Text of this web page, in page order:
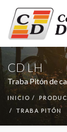
INICIO
PRODUCTOS
NUESTRA
CONTACTO
CD LH
Traba Pitón de
INICIO
TRABA PITÓN